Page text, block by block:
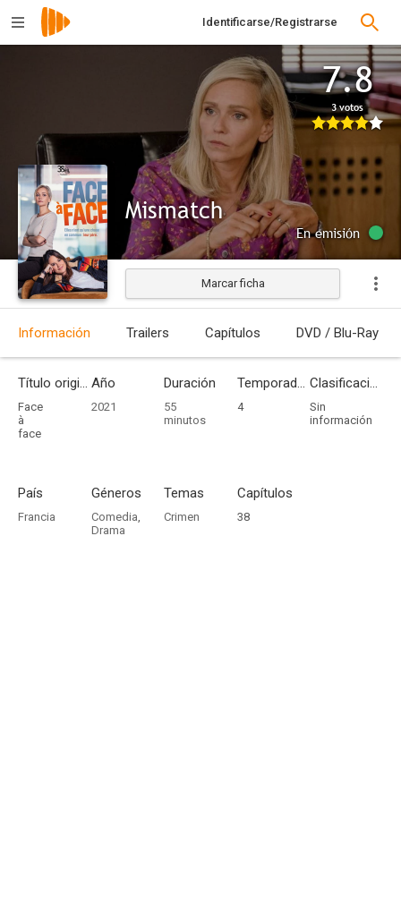
Identificarse/Registrarse
7.8
3 votos
Mismatch
En emisión
Marcar ficha
Información Trailers Capítulos DVD / Blu-Ray
Título original
Face
à
face
Año
2021
Duración
55
minutos
Temporadas
4
Clasificación por edades
Sin
información
País
Francia
Géneros
Comedia,
Drama
Temas
Crimen
Capítulos
38